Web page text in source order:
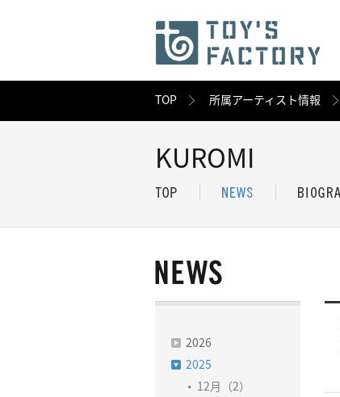
TOP 所属アーティスト情報
KUROMI
2026
2025
12月（2）